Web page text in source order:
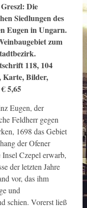
Die
Siedlungen des
Eugen in Ungarn.
zum
118, 104
Karte, Bilder,
5,65
Eugen, der
Feldherr gegen
1698 das Gebiet
der Ofener
Czepel erwarb,
der letzten Jahre
vor, das ihm
und
schien. Vorerst ließ